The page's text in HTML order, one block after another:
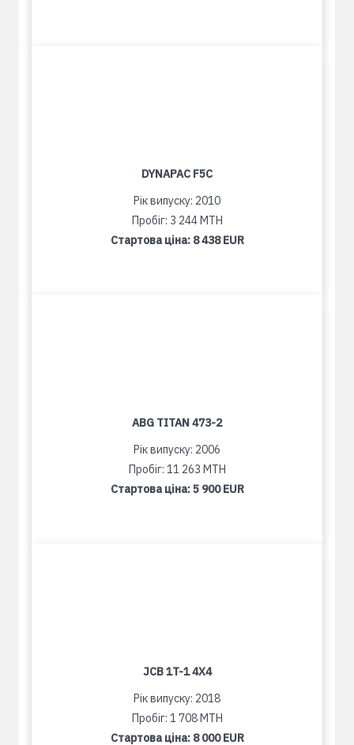
DYNAPAC F5C
Рік випуску: 2010
Пробіг: 3 244 MTH
Стартова ціна: 8 438 EUR
ABG TITAN 473-2
Рік випуску: 2006
Пробіг: 11 263 MTH
Стартова ціна:5 900 EUR
JCB 1T-1 4X4
Рік випуску: 2018
Пробіг: 1 708 MTH
Стартова ціна: 8 000 EUR